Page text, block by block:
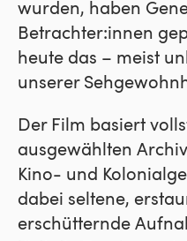
wurden, haben
Betrachter:innen
heute das – meist
unserer
Der Film basiert
ausgewählten
Kino- und
dabei seltene,
erschütternde